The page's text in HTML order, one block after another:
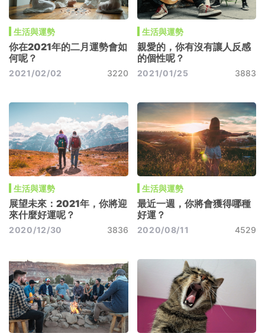
生活與運勢
你在2021年的二月運勢會如
何呢？
2021/02/02 3220
生活與運勢
親愛的，你有沒有讓人反感
的個性呢？
2021/01/25 3883
生活與運勢
展望未來：2021年，你將迎
來什麼好運呢？
2020/12/30 3836
生活與運勢
最近一週，你將會獲得哪種
好運？
2020/08/11 4529